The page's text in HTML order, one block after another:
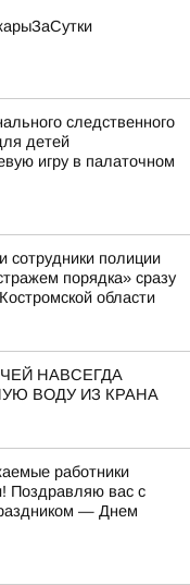
следственного
детей
игру в палаточном
сотрудники полиции
порядка» сразу
области
НАВСЕГДА
ВОДУ ИЗ КРАНА
работники
Поздравляю вас с
— Днем